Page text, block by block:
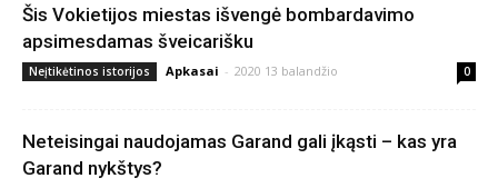
Šis Vokietijos miestas išvengė bombardavimo
apsimesdamas šveicarišku
Neįtikėtinos istorijos Apkasai - 2020 13 balandžio 0
Neteisingai naudojamas Garand gali įkąsti – kas yra
Garand nykštys?